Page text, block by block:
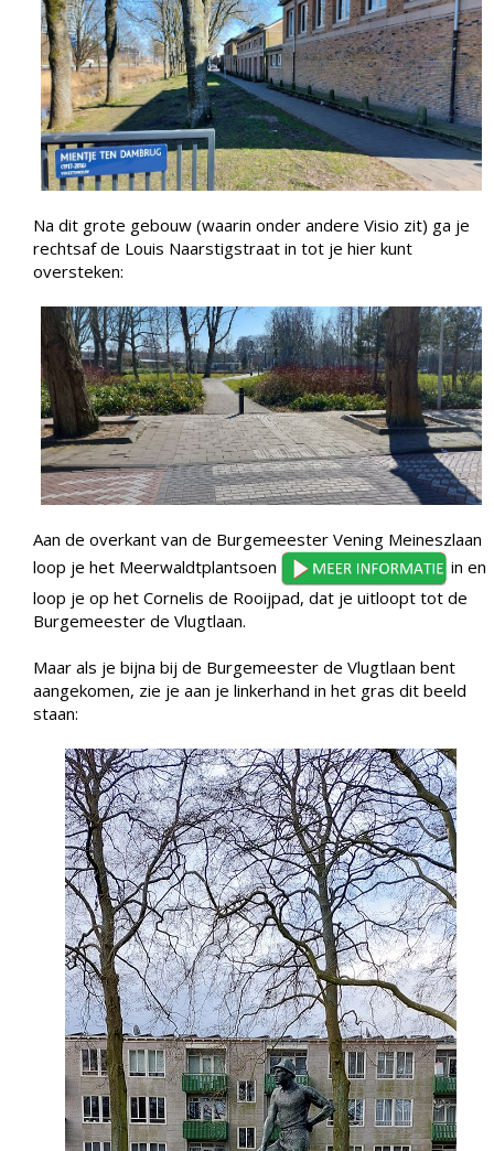
Na dit grote gebouw (waarin onder andere Visio zit) ga je
rechtsaf de Louis Naarstigstraat in tot je hier kunt
oversteken:
Aan de overkant van de Burgemeester Vening Meineszlaan
loop je het Meerwaldtplantsoen
in en
loop je op het Cornelis de Rooijpad, dat je uitloopt tot de
Burgemeester de Vlugtlaan.
Maar als je bijna bij de Burgemeester de Vlugtlaan bent
aangekomen, zie je aan je linkerhand in het gras dit beeld
staan: